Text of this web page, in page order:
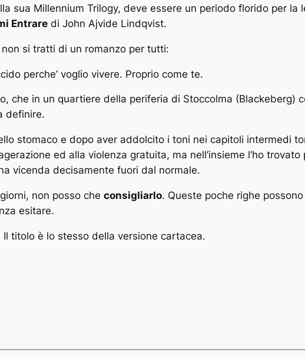
sua Millennium Trilogy, deve essere un periodo florido per la
Entrare di John Ajvide Lindqvist.
si tratti di un romanzo per tutti:
perche’ voglio vivere. Proprio come te.
che in un quartiere della periferia di Stoccolma (Blackeberg)
definire.
stomaco e dopo aver addolcito i toni nei capitoli intermedi
ed alla violenza gratuita, ma nell’insieme l’ho
vicenda decisamente fuori dal normale.
non posso che consigliarlo. Queste poche righe
esitare.
titolo è lo stesso della versione cartacea.